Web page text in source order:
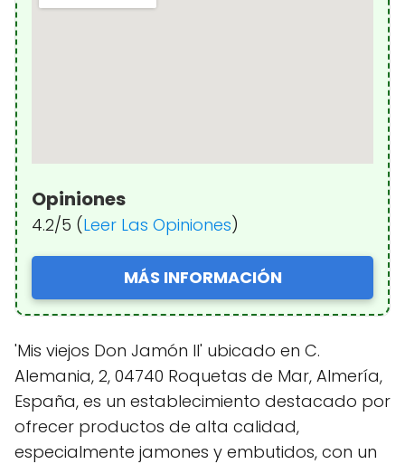
Opiniones
4.2/5 (Leer Las Opiniones)
MÁS INFORMACIÓN
'Mis viejos Don Jamón II' ubicado en C.
Alemania, 2, 04740 Roquetas de Mar, Almería,
España, es un establecimiento destacado por
ofrecer productos de alta calidad,
especialmente jamones y embutidos, con un